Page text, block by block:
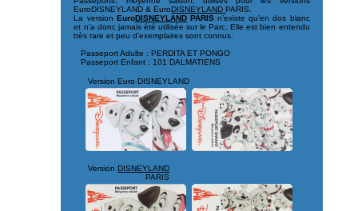
EuroDISNEYLAND & EuroDISNEYLANDPARIS.
La version EuroDISNEYLANDPARISn’existe qu’en dos blanc
et n’a donc jamais été utilisée sur le Parc. Elle est bien entendu
très rare et peu d’exemplaires sont connus.
Passeport Adulte : PERDITA ET PONGO
Passeport Enfant : 101 DALMATIENS
Version Euro DISNEYLAND
VersionDISNEYLAND
PARIS